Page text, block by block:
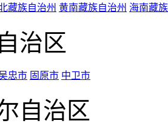
藏族自治州 黄南藏族自治州 海南藏
治区
忠市 固原市 中卫市
自治区